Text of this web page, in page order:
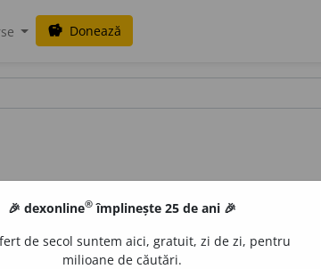
savings Donează
🎉 dexonline® împlinește 25 de ani 🎉
de secol suntem aici, gratuit, zi de zi, pentru
milioane de căutări.